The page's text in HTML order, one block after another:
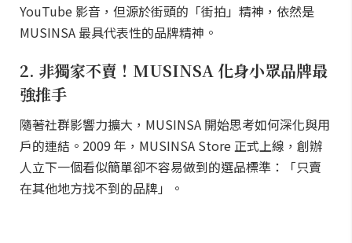
YouTube 影音，但源於街頭的「街拍」精神，依然是
MUSINSA 最具代表性的品牌精神。
2. 非獨家不賣！MUSINSA 化身小眾品牌最
強推手
隨著社群影響力擴大，MUSINSA 開始思考如何深化與用
戶的連結。2009 年，MUSINSA Store 正式上線，創辦
人立下一個看似簡單卻不容易做到的選品標準：「只賣
在其他地方找不到的品牌」。